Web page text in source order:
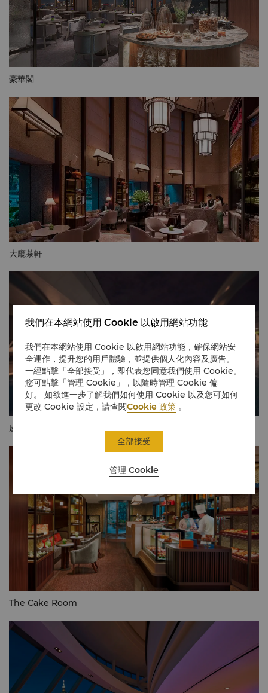
豪華閣
大廳茶軒
屋頂泳池
The Cake Room
我們在本網站使用 Cookie 以啟用網站功能
我們在本網站使用 Cookie 以啟用網站功能，確保網站安
全運作，提升您的用戶體驗，並提供個人化內容及廣告。
一經點擊「全部接受」，即代表您同意我們使用 Cookie。
您可點擊「管理 Cookie」，以隨時管理 Cookie 偏
好。 如欲進一步了解我們如何使用 Cookie 以及您可如何
更改 Cookie 設定，請查閱Cookie 政策 。
管理 Cookie
全部接受